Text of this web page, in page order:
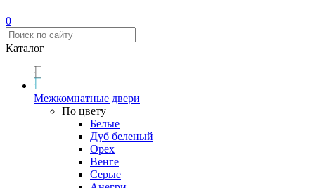
0
Каталог
Межкомнатные двери
По цвету
Белые
Дуб беленый
Орех
Венге
Серые